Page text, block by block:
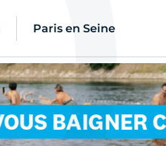
Paris en Seine